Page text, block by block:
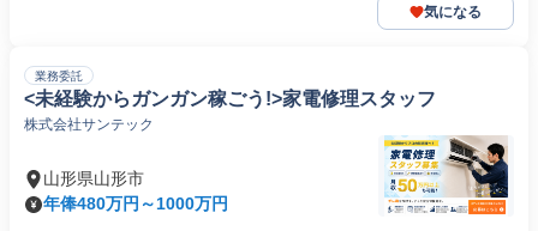
気になる
業務委託
<未経験からガンガン稼ごう!>家電修理スタッフ
株式会社サンテック
山形県山形市
年俸480万円～1000万円